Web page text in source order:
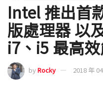
Intel 推出首
版處理器 以
i7、i5 最高
byRocky 2018 年